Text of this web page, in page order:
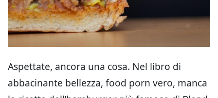
Aspettate, ancora una cosa. Nel libro di
abbacinante bellezza, food porn vero, manca